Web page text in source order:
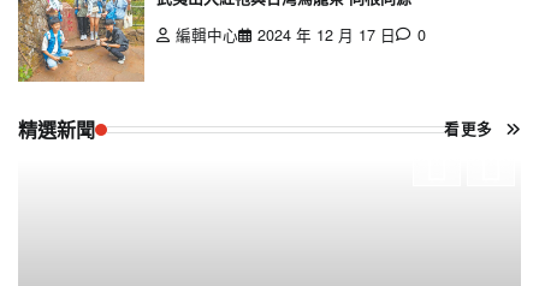
編輯中心
2024 年 12 月 17 日 0
精選新聞 看更多